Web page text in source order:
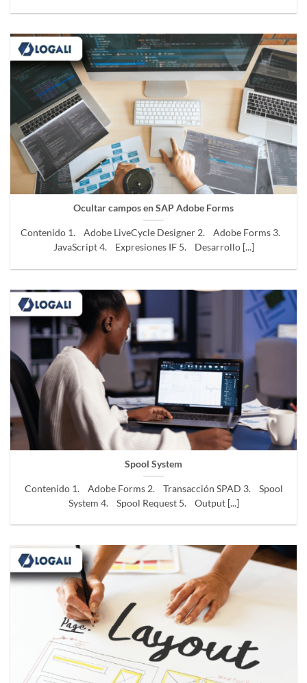
Ocultar campos en SAP Adobe Forms
Contenido 1. Adobe LiveCycle Designer 2. Adobe Forms 3.
JavaScript 4. Expresiones IF 5. Desarrollo [...]
Spool System
Contenido 1. Adobe Forms 2. Transacción SPAD 3. Spool
System 4. Spool Request 5. Output [...]